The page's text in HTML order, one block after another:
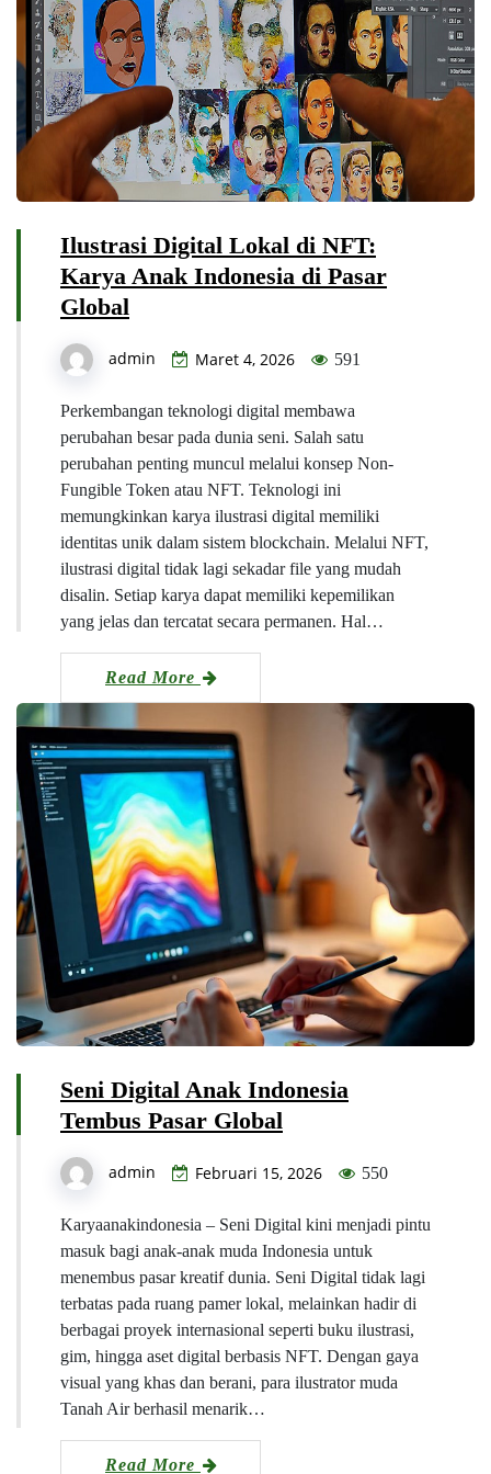
Ilustrasi Digital Lokal di NFT:
Karya Anak Indonesia di Pasar
Global
admin Maret 4, 2026 591
Perkembangan teknologi digital membawa
perubahan besar pada dunia seni. Salah satu
perubahan penting muncul melalui konsep Non-
Fungible Token atau NFT. Teknologi ini
memungkinkan karya ilustrasi digital memiliki
identitas unik dalam sistem blockchain. Melalui NFT,
ilustrasi digital tidak lagi sekadar file yang mudah
disalin. Setiap karya dapat memiliki kepemilikan
yang jelas dan tercatat secara permanen. Hal…
Read More
Seni Digital Anak Indonesia
Tembus Pasar Global
admin Februari 15, 2026 550
Karyaanakindonesia – Seni Digital kini menjadi pintu
masuk bagi anak-anak muda Indonesia untuk
menembus pasar kreatif dunia. Seni Digital tidak lagi
terbatas pada ruang pamer lokal, melainkan hadir di
berbagai proyek internasional seperti buku ilustrasi,
gim, hingga aset digital berbasis NFT. Dengan gaya
visual yang khas dan berani, para ilustrator muda
Tanah Air berhasil menarik…
Read More